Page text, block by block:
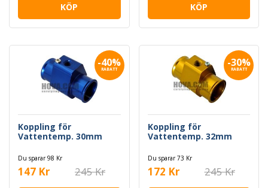
KÖP KÖP
-40%
RABATT
Koppling för
Vattentemp. 30mm
Du sparar 98 Kr
147 Kr 245 Kr
-30%
RABATT
Koppling för
Vattentemp. 32mm
Du sparar 73 Kr
172 Kr 245 Kr